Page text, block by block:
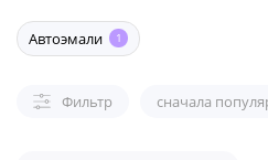
Автоэмали 1
Фильтр сначала